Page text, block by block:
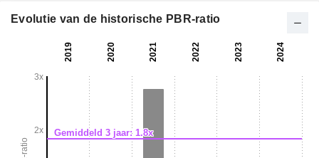
Evolutie van de historische PBR-ratio